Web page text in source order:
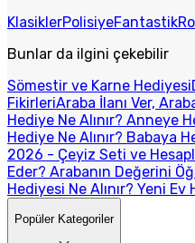
KlasiklerPolisiyeFantastik
Bunlar da ilgini çekebilir
Sömestir ve Karne Hediyesi
FikirleriAraba İlanı Ver,
Hediye Ne Alınır? Anneye
Hediye Ne Alınır? Babaya
2026 - Çeyiz Seti ve
Eder? Arabanın Değerini
Hediyesi Ne Alınır? Yeni
Popüler Kategoriler